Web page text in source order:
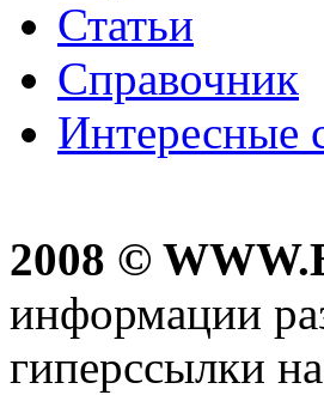
Статьи
Справочник
Интересные
2008 ©
информации
гиперссылки